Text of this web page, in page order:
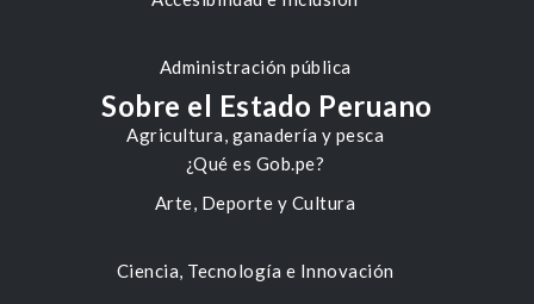
Administración pública
Agricultura, ganadería y pesca
Arte, Deporte y Cultura
Ciencia, Tecnología e Innovación
Sobre el Estado Peruano
¿Qué es Gob.pe?